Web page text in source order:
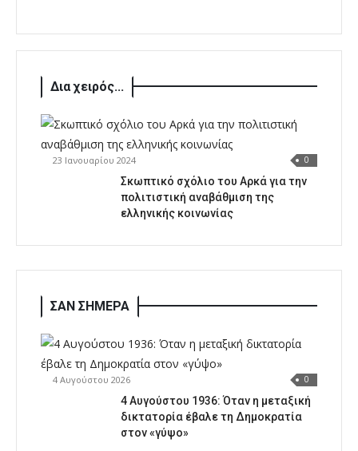
Δια χειρός...
23 Ιανουαρίου 2024 0
Σκωπτικό σχόλιο του Αρκά για την
πολιτιστική αναβάθμιση της
ελληνικής κοινωνίας
ΣΑΝ ΣΗΜΕΡΑ
4 Αυγούστου 2026 0
4 Αυγούστου 1936: Όταν η μεταξική
δικτατορία έβαλε τη Δημοκρατία
στον «γύψο»